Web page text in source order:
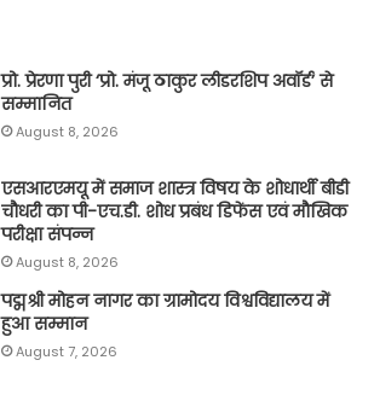
प्रो. प्रेरणा पुरी ‘प्रो. मंजू ठाकुर लीडरशिप अवॉर्ड’ से
सम्मानित
August 8, 2026
एसआरएमयू में समाज शास्त्र विषय के शोधार्थी बीडी
चौधरी का पी-एच.डी. शोध प्रबंध डिफेंस एवं मौखिक
परीक्षा संपन्न
August 8, 2026
पद्मश्री मोहन नागर का ग्रामोदय विश्वविद्यालय में
हुआ सम्मान
August 7, 2026